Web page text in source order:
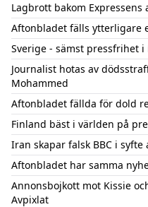
Lagbrott bakom
Aftonbladet fälls ytterligare
Sverige - sämst pressfrihet i
Journalist hotas av
Mohammed
Aftonbladet fällda för dold
Finland bäst i världen på
Iran skapar falsk BBC i
Aftonbladet har samma
Annonsbojkott mot Kissie
Avpixlat